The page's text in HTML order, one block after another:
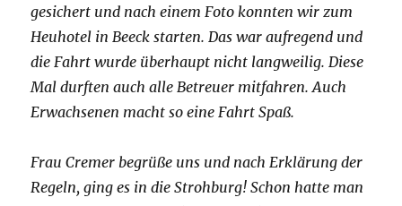
gesichert und nach einem Foto konnten wir zum
Heuhotel in Beeck starten. Das war aufregend und
die Fahrt wurde überhaupt nicht langweilig. Diese
Mal durften auch alle Betreuer mitfahren. Auch
Erwachsenen macht so eine Fahrt Spaß.
Frau Cremer begrüße uns und nach Erklärung der
Regeln, ging es in die Strohburg! Schon hatte man